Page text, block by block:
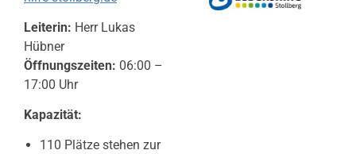
Leiterin: Herr Lukas
Hübner
Öffnungszeiten: 06:00 –
17:00 Uhr
Kapazität:
110 Plätze stehen zur